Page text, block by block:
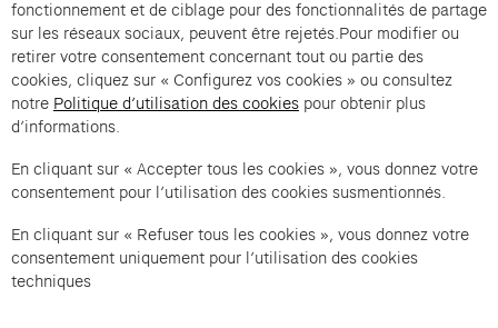
La grande visite guidée is an offer from Cartier et
Compagnie .
Imprint of the organizer(opens in a new tab)
Data privacy of the organizer(opens in
General terms and conditions of the organizer
Cookie settings (opens in a new tab)
Data privacy policy (opens in a new tab)
Accessibility
Support(opens in a new tab)
fonctionnement et de ciblage pour des fonctionnalités de partage
sur les réseaux sociaux, peuvent être rejetés.Pour modifier ou
retirer votre consentement concernant tout ou partie des
cookies, cliquez sur « Configurez vos cookies » ou consultez
notre Politique d’utilisation des cookies pour obtenir plus
d’informations.
En cliquant sur « Accepter tous les cookies », vous donnez votre
consentement pour l’utilisation des cookies susmentionnés.
En cliquant sur « Refuser tous les cookies », vous donnez votre
consentement uniquement pour l’utilisation des cookies
techniques